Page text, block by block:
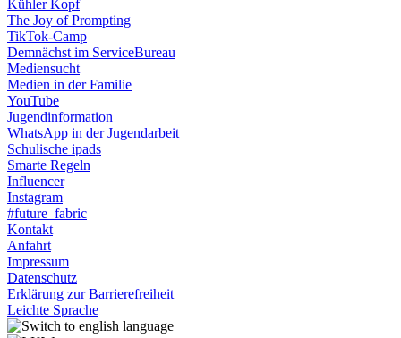
Kühler Kopf
The Joy of Prompting
TikTok-Camp
Demnächst im ServiceBureau
Mediensucht
Medien in der Familie
YouTube
Jugendinformation
WhatsApp in der Jugendarbeit
Schulische ipads
Smarte Regeln
Influencer
Instagram
#future_fabric
Kontakt
Anfahrt
Impressum
Datenschutz
Erklärung zur Barrierefreiheit
Leichte Sprache